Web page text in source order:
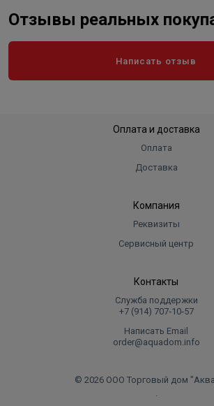
Отзывы реальных
Написать отзыв
Оплата и доставка
Оплата
Доставка
Компания
Реквизиты
Сервисный центр
Контакты
Служба поддержки
+7 (914) 707‑10‑57
Написать Email
order@aquadom.info
© 2026 ООО Торговый дом
.